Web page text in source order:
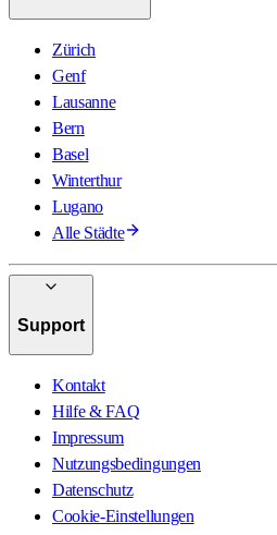
Zürich
Genf
Lausanne
Bern
Basel
Winterthur
Lugano
Alle Städte
Support
Kontakt
Hilfe & FAQ
Impressum
Nutzungsbedingungen
Datenschutz
Cookie-Einstellungen